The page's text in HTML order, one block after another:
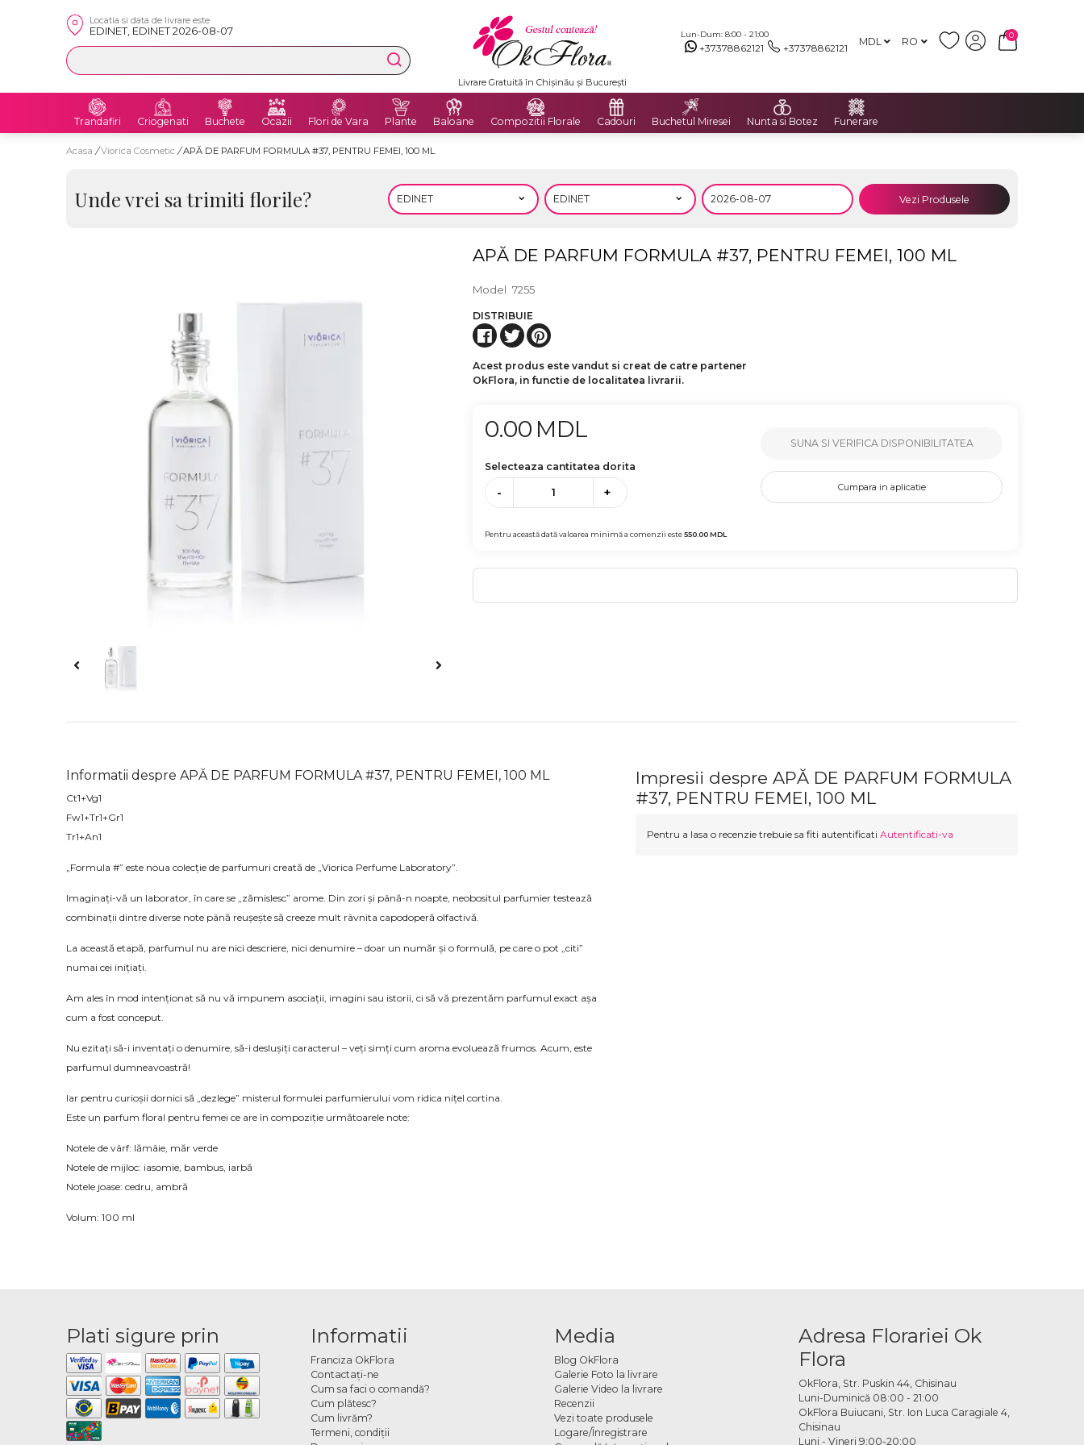
Locatia si data de livrare este
EDINET, EDINET 2026-08-07 Lun-Dum: 8:00 - 21:00
+37378862121 +37378862121 MDL RO
0
Livrare Gratuită în Chișinău și București
Trandafiri Criogenati Buchete Ocazii Flori de Vara Plante Baloane Compozitii Florale Cadouri Buchetul Miresei Nunta si Botez Funerare
Acasa / Viorica Cosmetic / APĂ DE PARFUM FORMULA #37, PENTRU FEMEI, 100 ML
Unde vrei sa trimiti florile? Vezi Produsele
APĂ DE PARFUM FORMULA #37, PENTRU FEMEI, 100 ML
Model 7255
DISTRIBUIE
Acest produs este vandut si creat de catre partener
OkFlora, in functie de localitatea livrarii.
0.00 MDL
Selecteaza cantitatea dorita
- +
Pentru această dată valoarea minimă a comenzii este550.00MDL
SUNA SI VERIFICA DISPONIBILITATEA
Cumpara in aplicatie
Informatii despre APĂ DE PARFUM FORMULA #37, PENTRU FEMEI, 100 ML
Ct1+Vg1
Fw1+Tr1+Gr1
Tr1+An1
„Formula #” este noua colecție de parfumuri creată de „Viorica Perfume Laboratory”.
Imaginați-vă un laborator, în care se „zămislesc” arome. Din zori și până-n noapte, neobositul parfumier testează
combinații dintre diverse note până reușește să creeze mult râvnita capodoperă olfactivă.
La această etapă, parfumul nu are nici descriere, nici denumire – doar un număr și o formulă, pe care o pot „citi”
numai cei inițiați.
Am ales în mod intenționat să nu vă impunem asociații, imagini sau istorii, ci să vă prezentăm parfumul exact așa
cum a fost conceput.
Nu ezitați să-i inventați o denumire, să-i deslușiți caracterul – veți simți cum aroma evoluează frumos. Acum, este
parfumul dumneavoastră!
Iar pentru curioșii dornici să „dezlege” misterul formulei parfumierului vom ridica nițel cortina.
Este un parfum floral pentru femei ce are în compoziție următoarele note:
Notele de vârf: lămâie, măr verde
Notele de mijloc: iasomie, bambus, iarbă
Notele joase: cedru, ambră
Volum: 100 ml
Impresii despre APĂ DE PARFUM FORMULA
#37, PENTRU FEMEI, 100 ML
Pentru a lasa o recenzie trebuie sa fiti autentificati Autentificati-va
Plati sigure prin Informatii
Franciza OkFlora
Contactaţi-ne
Cum sa faci o comandă?
Cum plătesc?
Cum livrăm?
Termeni, condiţii
Media
Blog OkFlora
Galerie Foto la livrare
Galerie Video la livrare
Recenzii
Vezi toate produsele
Logare/Înregistrare
Adresa Florariei Ok
Flora
OkFlora, Str. Puskin 44, Chisinau
Luni-Duminică 08:00 - 21:00
OkFlora Buiucani, Str. Ion Luca Caragiale 4,
Chisinau
Luni - Vineri 9:00-20:00